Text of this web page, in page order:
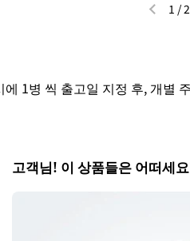
이전 슬
1 /2
1병 씩 출고일 지정 후, 개별 주
고객님! 이 상품들은 어떠세